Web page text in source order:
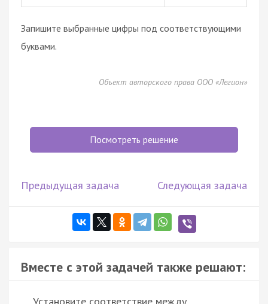
Запишите выбранные цифры под соответствующими
буквами.
Объект авторского права ООО «Легион»
Посмотреть решение
Предыдущая задача Следующая задача
Вместе с этой задачей также решают:
Установите соответствие между